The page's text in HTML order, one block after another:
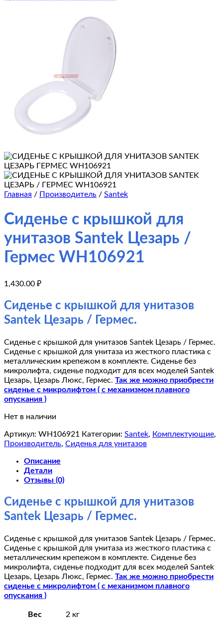
Главная / Производитель / Santek
Сиденье с крышкой для
унитазов Santek Цезарь /
Гермес WH106921
1,430.00 ₽
Сиденье с крышкой для унитазов
Santek Цезарь / Гермес.
Сиденье с крышкой для унитазов Santek Цезарь / Гермес.
Сиденье с крышкой для унитаза из жесткого пластика с
металлическим крепежом в комплекте. Сиденье без
микролифта, сиденье подходит для всех моделей Santek
Цезарь, Цезарь Люкс, Гермес. Так же можно приобрести
сиденье с микролифтом ( с механизмом плавного
опускания )
Нет в наличии
Артикул: WH106921 Категории: Santek, Комплектующие,
Производитель, Сиденья для унитазов
Описание
Детали
Отзывы (0)
Сиденье с крышкой для унитазов
Santek Цезарь / Гермес.
Сиденье с крышкой для унитазов Santek Цезарь / Гермес.
Сиденье с крышкой для унитаза из жесткого пластика с
металлическим крепежом в комплекте. Сиденье без
микролифта, сиденье подходит для всех моделей Santek
Цезарь, Цезарь Люкс, Гермес. Так же можно приобрести
сиденье с микролифтом ( с механизмом плавного
опускания )
Вес 2 кг